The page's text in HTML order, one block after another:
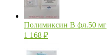
Полимиксин В фл.50 мг
1 168 ₽